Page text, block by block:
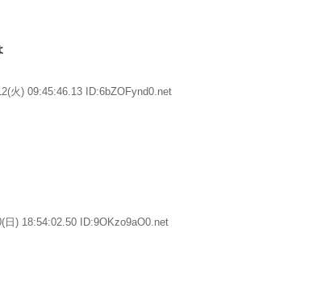
火) 09:45:46.13 ID:6bZOFynd0.net
日) 18:54:02.50 ID:9OKzo9aO0.net